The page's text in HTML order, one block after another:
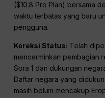
($10.8 Pro Plan) bersama
waktu terbatas yang baru
pengguna.
Koreksi Status: Telah
mencerminkan pembagian
Sora 1 dan dukungan
Daftar negara yang
masih belum mencakup